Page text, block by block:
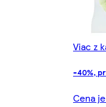
Viac z
-40%,
Cena